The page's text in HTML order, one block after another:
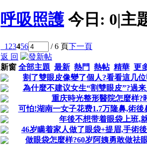
呼吸照護 今日: 0|主
1 23456 / 6 頁下一頁
返 回
新窗 全部主題 最新 熱門 熱帖 精華 更
割了雙眼皮像變了個人?看看這几
為什麼不建议女生“割雙眼皮”?過
重庆時光整形醫院怎麼样?
可怕!湖南一女子花费1.7万隆鼻,術
年後不想带着眼袋上班,
46岁瞒着家人做了眼袋+提眉,手術
做眼袋怎麼样?60岁阿姨勇敢做祛